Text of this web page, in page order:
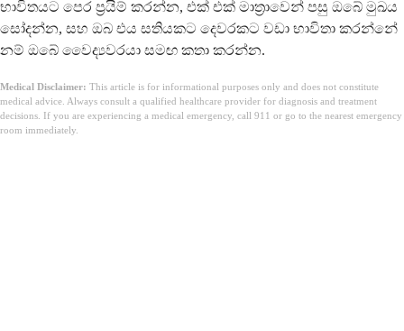
භාවිතයට පෙර ප්‍රයිම් කරන්න, එක් එක් මාත්‍රාවෙන් පසු ඔබේ මුඛය
සෝදන්න, සහ ඔබ එය සතියකට දෙවරකට වඩා භාවිතා කරන්නේ
නම් ඔබේ වෛද්‍යවරයා සමඟ කතා කරන්න.
Medical Disclaimer: This article is for informational purposes only and does not constitute
medical advice. Always consult a qualified healthcare provider for diagnosis and treatment
decisions. If you are experiencing a medical emergency, call 911 or go to the nearest emergency
room immediately.